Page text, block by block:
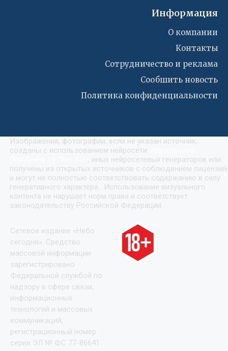
Информация
О компании
Контакты
Сотрудничество и реклама
Сообшить новость
Политика конфиденциальности
Изображения, фотографии, если не указан источник,
созданы с использованием нейросети
, иных нейросетевых генераторов или
получены из открытых источников с соблюдением лицензий
и могут не полностью соответствовать содержанию в силу
генеративного характера. Использование визуального
контента не нарушает норм права и соответствует
законодательству Российской Федерации.
Сетевое издание «Небо
сегодня». Средство
массовой информации
зарегистрировано
Федеральной службой по
надзору в сфере связи,
информационных
технологий и массовых
коммуникаций,
регистрационный номер
серия ЭЛ № ФС 77-86641